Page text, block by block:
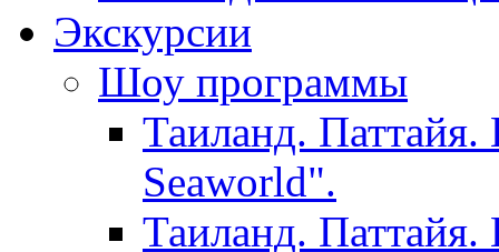
Экскурсии
Шоу программы
Таиланд.
Seaworld".
Таиланд.